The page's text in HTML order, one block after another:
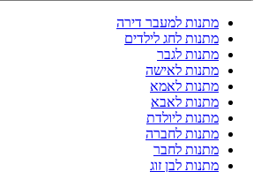
מתנות למעבר דירה
מתנות לחג לילדים
מתנות לגבר
מתנות לאישה
מתנות לאמא
מתנות לאבא
מתנות ליולדת
מתנות לחברה
מתנות לחבר
מתנות לבן זוג